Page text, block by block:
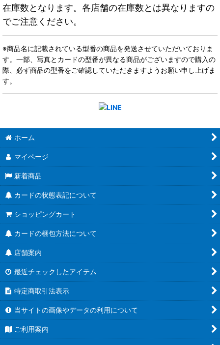
在庫数となります。各店舗の在庫数とは異なりますの
でご注意ください。
※商品名に記載されている型番の商品を発送させていただいておりま
す。一部、写真とカードの型番が異なる商品がございますので購入の
際、必ず商品の型番をご確認していただきますようお願い申し上げま
す。
ホーム
マイページ
新着商品
カードの状態表記について
ショッピングカート
カードの梱包方法について
店舗案内
最近チェックしたアイテム
特定商取引法表示
当サイトの画像やデータの利用について
ご利用案内